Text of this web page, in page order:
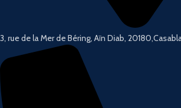
3, rue de la Mer de Béring, Aïn Diab,